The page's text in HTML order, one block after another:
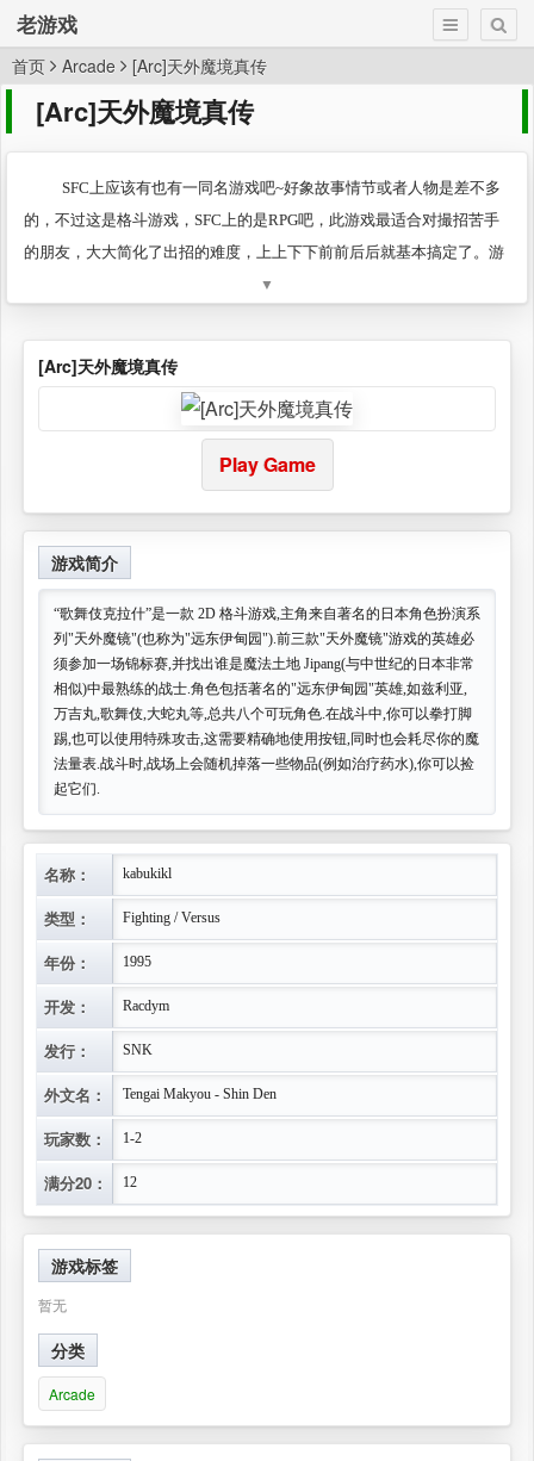
老游戏
首页 Arcade [Arc]天外魔境真传
[Arc]天外魔境真传
SFC上应该有也有一同名游戏吧~好象故事情节或者人物是差不多
的，不过这是格斗游戏，SFC上的是RPG吧，此游戏最适合对撮招苦手
的朋友，大大简化了出招的难度，上上下下前前后后就基本搞定了。游
戏的童话风味比较浓，很多人物设计的很是可爱，PS：昨天还在玩，每
▼
[Arc]天外魔境真传
Play Game
游戏简介
“歌舞伎克拉什”是一款 2D 格斗游戏,主角来自著名的日本角色扮演系
列"天外魔镜"(也称为"远东伊甸园").前三款"天外魔镜"游戏的英雄必
须参加一场锦标赛,并找出谁是魔法土地 Jipang(与中世纪的日本非常
相似)中最熟练的战士.角色包括著名的"远东伊甸园"英雄,如兹利亚,
万吉丸,歌舞伎,大蛇丸等,总共八个可玩角色.在战斗中,你可以拳打脚
踢,也可以使用特殊攻击,这需要精确地使用按钮,同时也会耗尽你的魔
法量表.战斗时,战场上会随机掉落一些物品(例如治疗药水),你可以捡
起它们.
名称： kabukikl
类型： Fighting / Versus
年份： 1995
开发： Racdym
发行： SNK
外文名： Tengai Makyou - Shin Den
玩家数： 1-2
满分20： 12
游戏标签
暂无
分类
Arcade